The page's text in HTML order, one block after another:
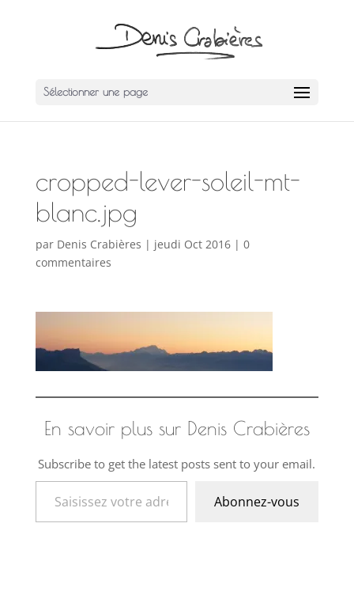
Sélectionner une page
cropped-lever-soleil-mt-
blanc.jpg
par Denis Crabières | jeudi Oct 2016| 0
commentaires
En savoir plus sur Denis Crabières
Subscribe to get the latest posts sent to your email.
Saisissez votre adresse e-mail…
Abonnez-vous